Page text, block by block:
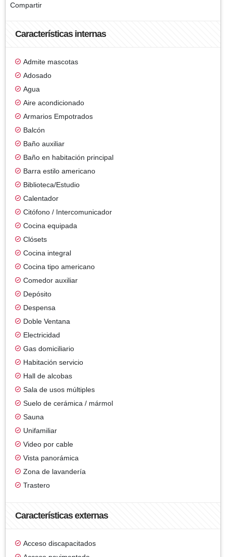
Compartir
Características internas
Admite mascotas
Adosado
Agua
Aire acondicionado
Armarios Empotrados
Balcón
Baño auxiliar
Baño en habitación principal
Barra estilo americano
Biblioteca/Estudio
Calentador
Citófono / Intercomunicador
Cocina equipada
Clósets
Cocina integral
Cocina tipo americano
Comedor auxiliar
Depósito
Despensa
Doble Ventana
Electricidad
Gas domiciliario
Habitación servicio
Hall de alcobas
Sala de usos múltiples
Suelo de cerámica / mármol
Sauna
Unifamiliar
Video por cable
Vista panorámica
Zona de lavandería
Trastero
Características externas
Acceso discapacitados